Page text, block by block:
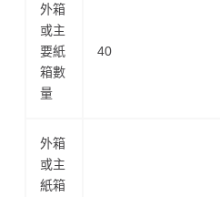
外箱
或主
要紙
箱數
量
40
外箱
或主
紙箱